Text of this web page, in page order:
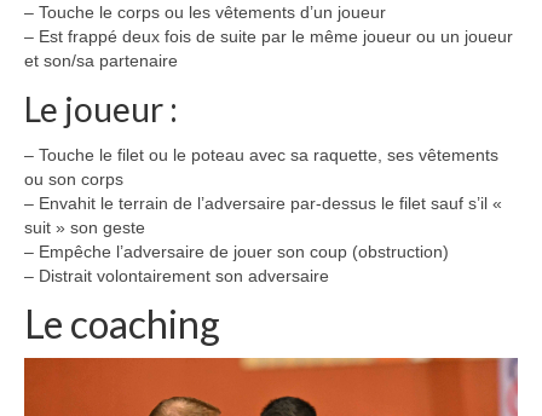
– Touche le corps ou les vêtements d’un joueur
– Est frappé deux fois de suite par le même joueur ou un joueur
et son/sa partenaire
Le joueur :
– Touche le filet ou le poteau avec sa raquette, ses vêtements
ou son corps
– Envahit le terrain de l’adversaire par-dessus le filet sauf s’il «
suit » son geste
– Empêche l’adversaire de jouer son coup (obstruction)
– Distrait volontairement son adversaire
Le coaching